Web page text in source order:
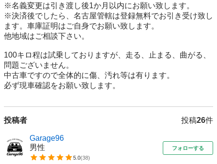
※名義変更は引き渡し後1か月以内にお願い致します。
※決済後でしたら、名古屋管轄は登録無料でお引き受け致し
ます。車庫証明はご自身でお願い致します。
他地域はご相談下さい。
100キロ程は試乗しておりますが、走る、止まる、曲がる、
問題ございません。
中古車ですので全体的に傷、汚れ等は有ります。
必ず現車確認をお願い致します。
投稿者 投稿26件
Garage96
男性
5.0(38)
フォローする